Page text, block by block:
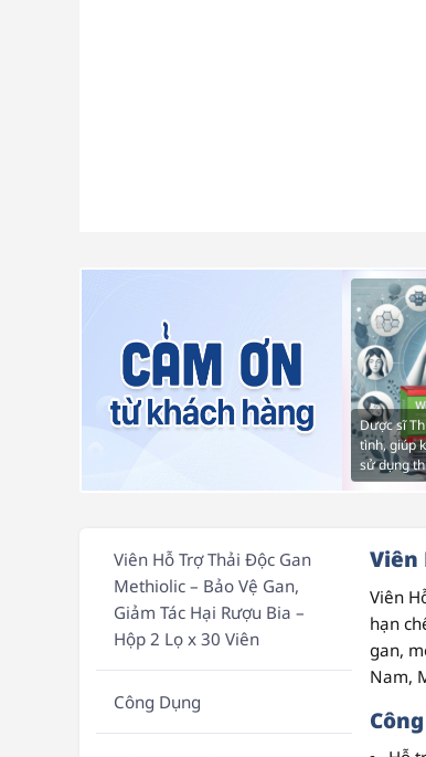
Dược sĩ
tình, giúp
sử dụng
Viên Hỗ Trợ Thải Độc Gan
Methiolic – Bảo Vệ Gan,
Giảm Tác Hại Rượu Bia –
Hộp 2 Lọ x 30 Viên
Công Dụng
Viên
Viên
hạn
gan,
Nam,